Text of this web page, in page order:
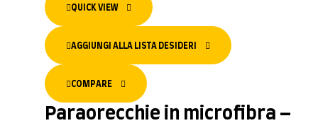
QUICK VIEW
AGGIUNGI ALLA LISTA DESIDERI
COMPARE
Paraorecchie in microfibra –